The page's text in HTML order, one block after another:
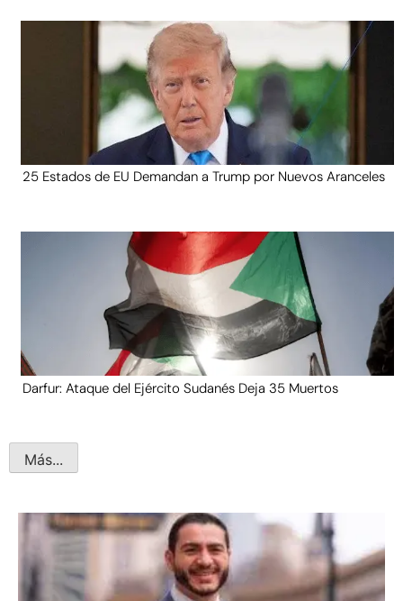
25 Estados de EU Demandan a Trump por Nuevos Aranceles
Darfur: Ataque del Ejército Sudanés Deja 35 Muertos
Más...